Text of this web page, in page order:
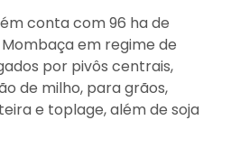
conta com 96 ha de
em regime de
por pivôs centrais,
de milho, para grãos,
e toplage, além de soja